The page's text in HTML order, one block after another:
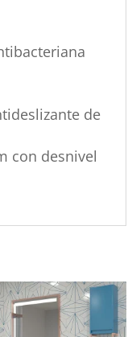
de
con desnivel